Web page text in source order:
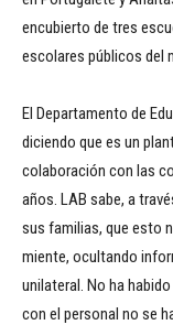
encubierto de tres
escolares públicos del
El Departamento de
diciendo que es un
colaboración con las
años. LAB sabe, a
sus familias, que esto
miente, ocultando
unilateral. No ha
con el personal no se